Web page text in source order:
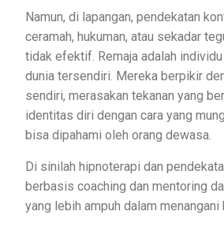
Namun, di lapangan, pendekatan
ceramah, hukuman, atau sekadar
tidak efektif. Remaja adalah
dunia tersendiri. Mereka berpikir
sendiri, merasakan tekanan yang
identitas diri dengan cara yang
bisa dipahami oleh orang dewasa.
Di sinilah hipnoterapi dan
berbasis coaching dan mentoring
yang lebih ampuh dalam menangani